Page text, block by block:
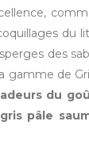
du
des
gamme de
du
pâle